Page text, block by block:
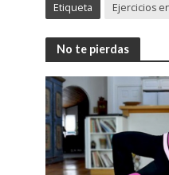
Etiqueta Ejercicios
No te pierdas